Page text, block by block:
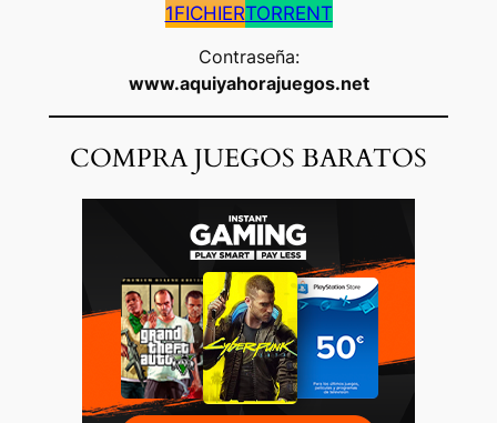
1FICHIERTORRENT
Contraseña:
www.aquiyahorajuegos.net
COMPRA JUEGOS BARATOS